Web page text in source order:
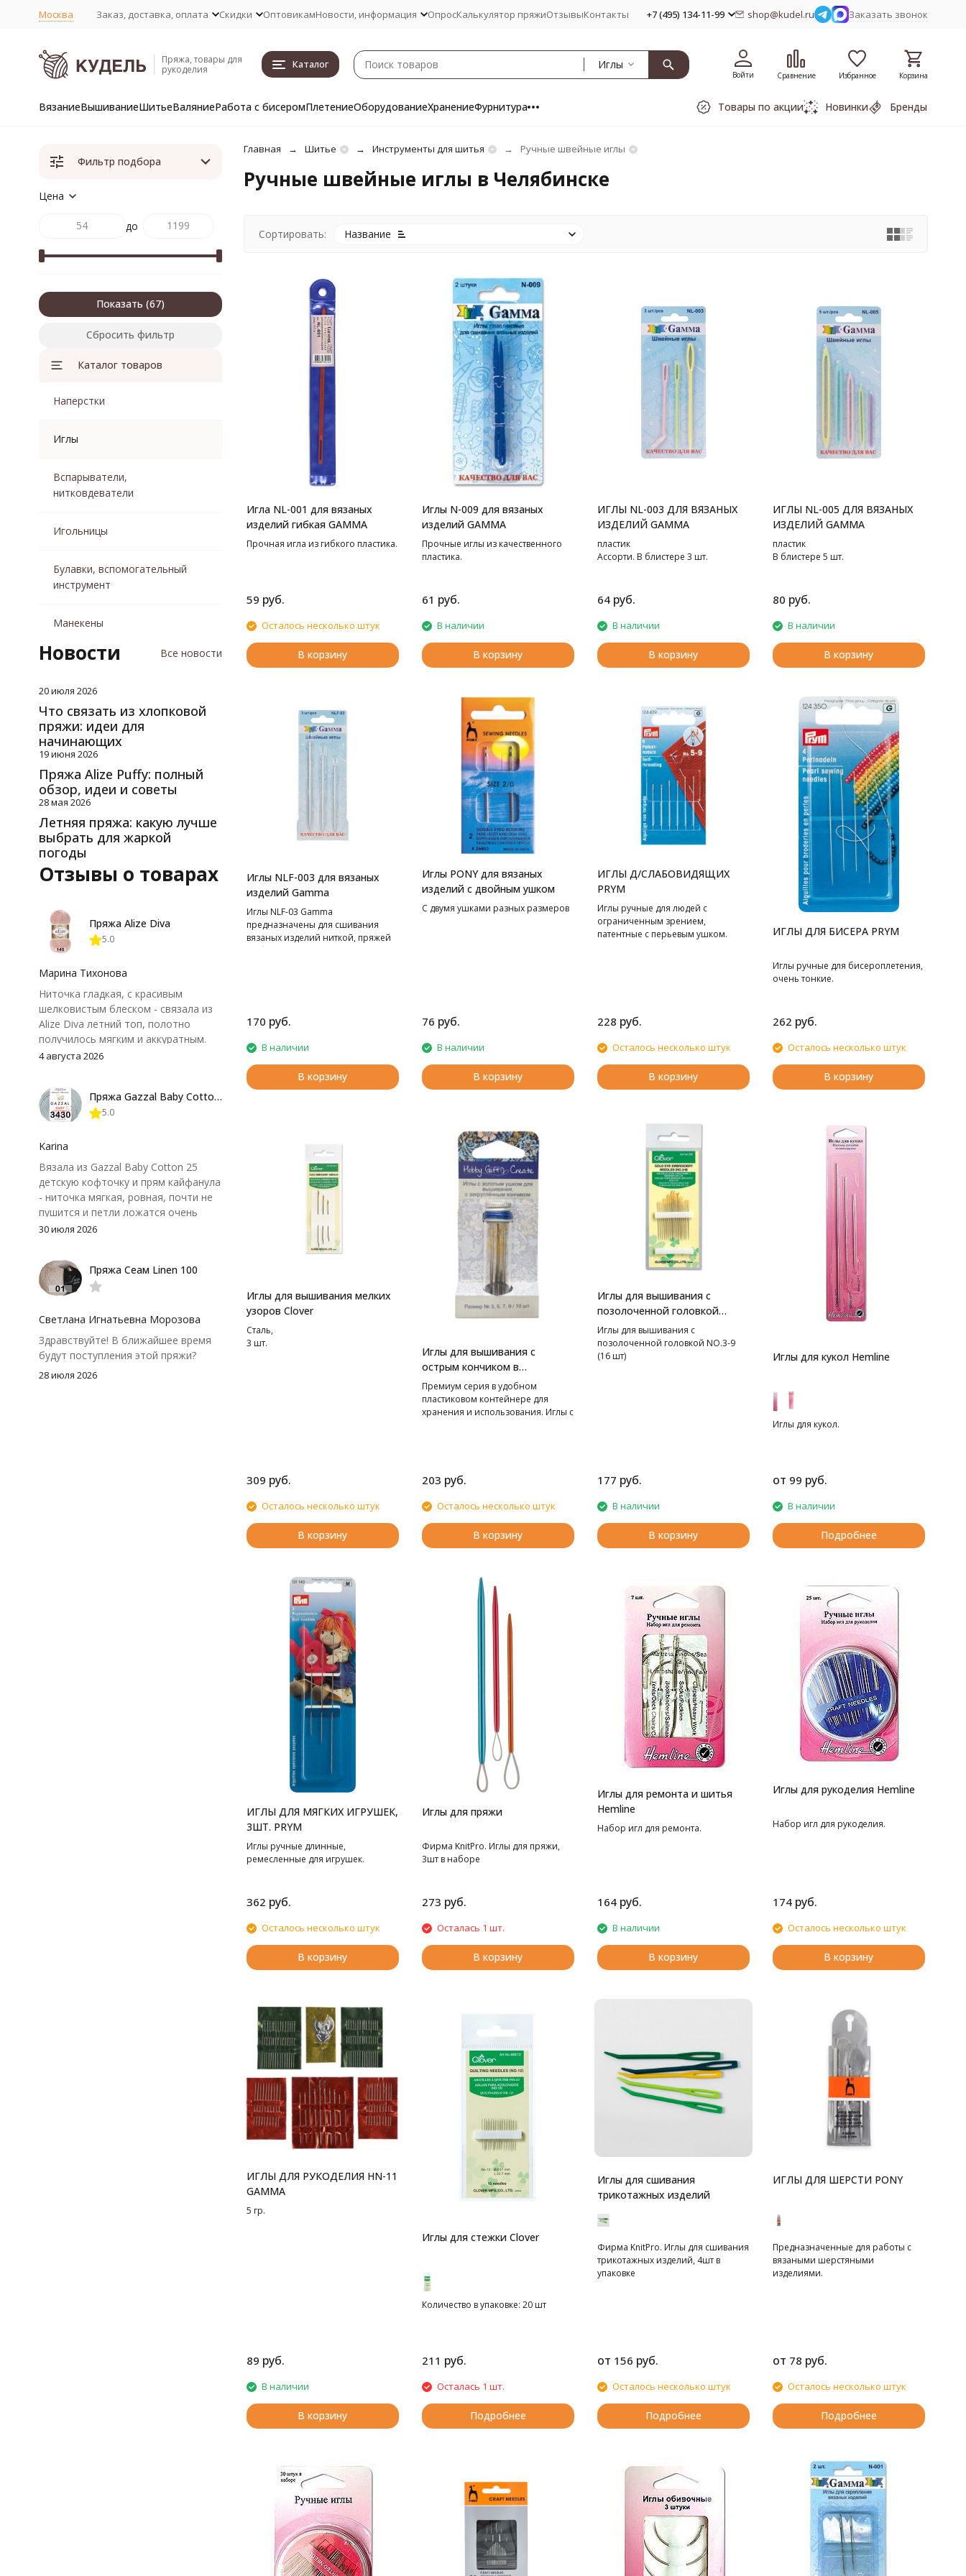
Москва Заказ, доставка, оплата Скидки ОптовикамНовости, информация ОпросКалькулятор пряжиОтзывыКонтакты +7 (495) 134-11-99 shop@kudel.ru Заказать звонок
Пряжа, товары для
рукоделия
Каталог Иглы
Войти Сравнение Избранное Корзина
ВязаниеВышиваниеШитьеВаляниеРабота с бисеромПлетениеОборудованиеХранениеФурнитура Товары по акции Новинки Бренды
Главная Шитье Инструменты для шитья Ручные швейные иглы
Ручные швейные иглы в Челябинске
Сортировать: Название
Игла NL-001 для вязаных
изделий гибкая GAMMA
Прочная игла из гибкого пластика.
59 руб.
Осталось несколько штук
В корзину
Иглы N-009 для вязаных
изделий GAMMA
Прочные иглы из качественного
пластика.
61 руб.
В наличии
В корзину
ИГЛЫ NL-003 ДЛЯ ВЯЗАНЫХ
ИЗДЕЛИЙ GAMMA
пластик
Ассорти. В блистере 3 шт.
64 руб.
В наличии
В корзину
ИГЛЫ NL-005 ДЛЯ ВЯЗАНЫХ
ИЗДЕЛИЙ GAMMA
пластик
В блистере 5 шт.
80 руб.
В наличии
В корзину
Иглы NLF-003 для вязаных
изделий Gamma
Иглы NLF-03 Gamma
предназначены для сшивания
вязаных изделий ниткой, пряжей
любой толщины. Специальное
в использовании за счет
закругленного кончика.
В набор входят: 8, 9.2, 10.9 см.
170 руб.
В наличии
В корзину
Иглы PONY для вязаных
изделий с двойным ушком
С двумя ушками разных размеров
76 руб.
В наличии
В корзину
ИГЛЫ Д/СЛАБОВИДЯЩИХ
PRYM
Иглы ручные для людей с
ограниченным зрением,
патентные с перьевым ушком.
228 руб.
Осталось несколько штук
В корзину
ИГЛЫ ДЛЯ БИСЕРА PRYM
Иглы ручные для бисероплетения,
очень тонкие.
262 руб.
Осталось несколько штук
В корзину
Иглы для вышивания мелких
узоров Clover
Сталь,
3 шт.
309 руб.
Осталось несколько штук
В корзину
Иглы для вышивания с
острым кончиком в
пластиковом контейнере
Премиум серия в удобном
пластиковом контейнере для
хранения и использования. Иглы с
перетирается ушком и не рвется.
Вышивальные иглы с острым
кончиком и удлиненным ушком
предназначены для вышивания
мулине, тонкой шерстью в технике
гладь. Имеют удлиненное ушко
203 руб.
Осталось несколько штук
В корзину
Иглы для вышивания с
позолоченной головкой
Clover
Иглы для вышивания с
позолоченной головкой NO.3-9
(16 шт)
177 руб.
В наличии
В корзину
Иглы для кукол Hemline
Иглы для кукол.
от 99 руб.
В наличии
Подробнее
ИГЛЫ ДЛЯ МЯГКИХ ИГРУШЕК,
3ШТ. PRYM
Иглы ручные длинные,
ремесленные для игрушек.
362 руб.
Осталось несколько штук
В корзину
Иглы для пряжи
Фирма KnitPro. Иглы для пряжи,
3шт в наборе
273 руб.
Осталась 1 шт.
В корзину
Иглы для ремонта и шитья
Hemline
Набор игл для ремонта.
164 руб.
В наличии
В корзину
Иглы для рукоделия Hemline
Набор игл для рукоделия.
174 руб.
Осталось несколько штук
В корзину
ИГЛЫ ДЛЯ РУКОДЕЛИЯ HN-11
GAMMA
5 гр.
89 руб.
В наличии
В корзину
Иглы для стежки Clover
Количество в упаковке: 20 шт
211 руб.
Осталась 1 шт.
Подробнее
Иглы для сшивания
трикотажных изделий
Фирма KnitPro. Иглы для сшивания
трикотажных изделий, 4шт в
упаковке
от 156 руб.
Осталось несколько штук
Подробнее
ИГЛЫ ДЛЯ ШЕРСТИ PONY
Предназначенные для работы с
вязаными шерстяными
изделиями.
от 78 руб.
Осталось несколько штук
Подробнее
Фильтр подбора
Цена
до
Показать
Сбросить фильтр
Каталог товаров
Наперстки
Иглы
Вспарыватели,
нитковдеватели
Игольницы
Булавки, вспомогательный
инструмент
Манекены
Новости Все новости
20 июля 2026
Что связать из хлопковой
пряжи: идеи для
начинающих
19 июня 2026
Пряжа Alize Puffy: полный
обзор, идеи и советы
28 мая 2026
Летняя пряжа: какую лучше
выбрать для жаркой
погоды
Отзывы о товарах
Пряжа Alize Diva
5.0
Марина Тихонова
Ниточка гладкая, с красивым
шелковистым блеском - связала из
Alize Diva летний топ, полотно
получилось мягким и аккуратным.
Петли хорошо видны, вяжется
нюанс - пряжа немного скользит и
иногда расслаивается, пришлось
крючок поудобнее.
4 августа 2026
Пряжа Gazzal Baby Cotton 25
5.0
Karina
Вязала из Gazzal Baby Cotton 25
детскую кофточку и прям кайфанула
- ниточка мягкая, ровная, почти не
пушится и петли ложатся очень
аккуратно. После стирки полотно
потеряло, цвет тоже не стал
тусклее. Единственный нюанс -
моточки маленькие, расход лучше
чуть-чуть не хватило))
30 июля 2026
Пряжа Сеам Linen 100
Светлана Игнатьевна Морозова
Здравствуйте! В ближайшее время
будут поступления этой пряжи?
28 июля 2026